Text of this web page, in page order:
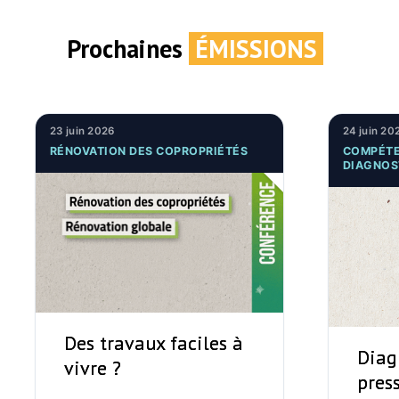
Prochaines ÉMISSIONS
23 juin 2026
RÉNOVATION DES COPROPRIÉTÉS
Des travaux faciles à
vivre ?
24 juin